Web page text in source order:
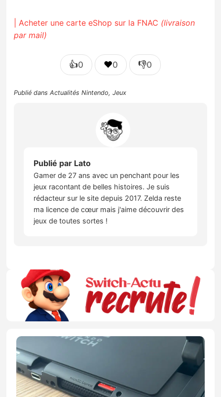
| Acheter une carte eShop sur la FNAC (livraison
par mail)
👍0 ❤️0 👎0
Publié dansActualités Nintendo,Jeux
Publié par Lato
Gamer de 27 ans avec un penchant pour les
jeux racontant de belles histoires. Je suis
rédacteur sur le site depuis 2017. Zelda reste
ma licence de cœur mais j'aime découvrir des
jeux de toutes sortes !